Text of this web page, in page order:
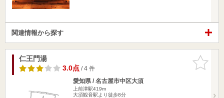
関連情報から探す
お気に入
りに追加
仁王門湯
3.0点/ 4 件
愛知県 / 名古屋市中区大須
上前津駅419m
大須観音駅より徒歩8分